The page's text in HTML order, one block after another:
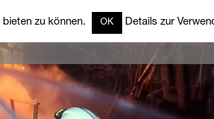
zu können. OK Details zur